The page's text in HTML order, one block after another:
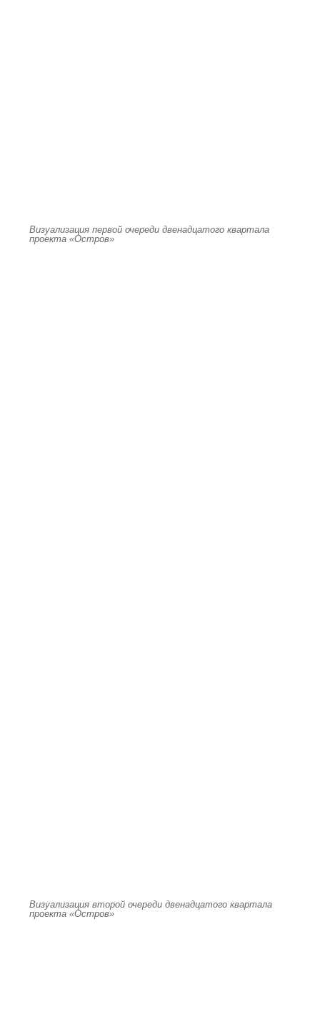
Визуализация первой очереди двенадцатого квартала
проекта «Остров»
Визуализация второй очереди двенадцатого квартала
проекта «Остров»